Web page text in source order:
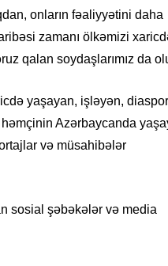
onların fəaliyyətini daha
zamanı ölkəmizi
qalan soydaşlarımız da
yaşayan, işləyən, diaspor
Azərbaycanda
və müsahibələr
sosial şəbəkələr və media